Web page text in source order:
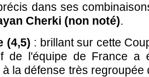
dans ses
Cherki (non noté).
(4,5) : brillant sur cette
de l'équipe de France a
la défense très regroupée